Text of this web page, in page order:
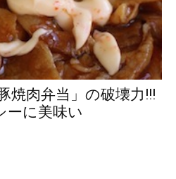
焼肉弁当」の破壊力!!!
ーに美味い